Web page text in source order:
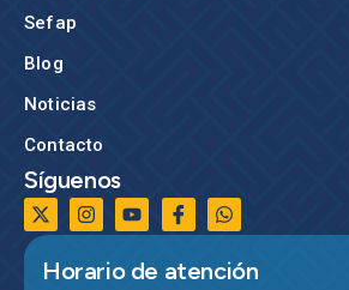
Sefap
Blog
Noticias
Contacto
Síguenos
Horario de atención